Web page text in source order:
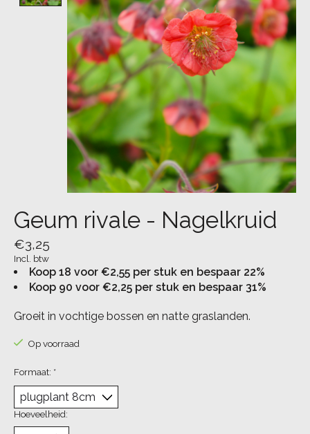
Geum rivale - Nagelkruid
€3,25
Incl. btw
Koop 18 voor €2,55 per stuk en bespaar 22%
Koop 90 voor €2,25 per stuk en bespaar 31%
Groeit in vochtige bossen en natte graslanden.
Op voorraad
Formaat: *
Hoeveelheid: